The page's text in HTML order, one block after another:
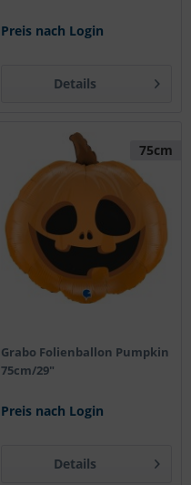
Preis nach Login
Details
75cm
Grabo Folienballon Pumpkin
75cm/29"
Preis nach Login
Details